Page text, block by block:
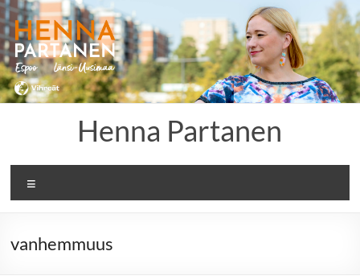
Skip
to
content
Henna Partanen
vanhemmuus